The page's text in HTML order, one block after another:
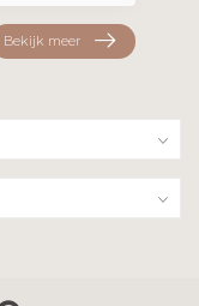
Bekijk meer